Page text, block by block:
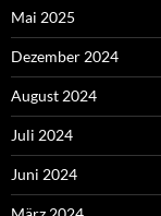
Mai 2025
Dezember 2024
August 2024
Juli 2024
Juni 2024